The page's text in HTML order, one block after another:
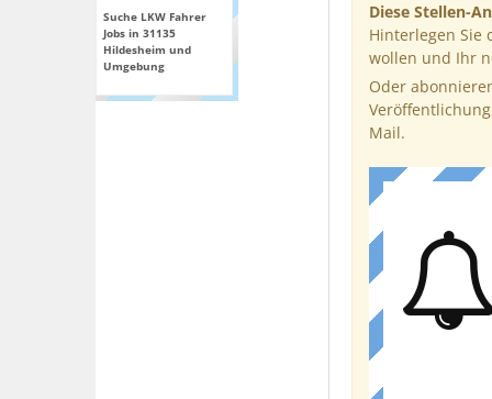
Suche LKW Fahrer
Jobs in 31135
Hildesheim und
Umgebung
Diese Stellen-
Hinterlegen Sie
wollen und Ihr
Oder
Mail.